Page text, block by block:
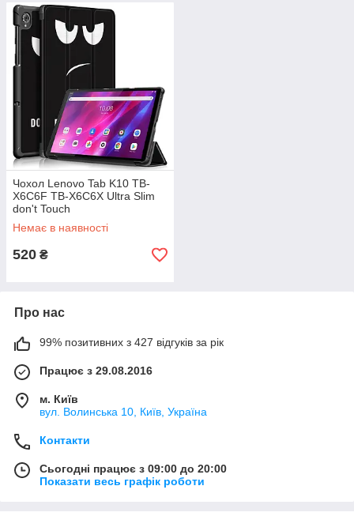
Чохол Lenovo Tab K10 TB-
X6C6F TB-X6C6X Ultra Slim
don't Touch
Немає в наявності
520 ₴
Про нас
99% позитивних з 427 відгуків за рік
Працює з 29.08.2016
м. Київ
вул. Волинська 10, Київ, Україна
Контакти
Сьогодні працює з 09:00 до 20:00
Показати весь графік роботи